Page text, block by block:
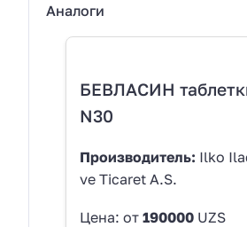
Аналоги
БЕВЛАСИН
N30
Производитель: Ilko
ve Ticaret A.S.
Цена: от 190000 UZS